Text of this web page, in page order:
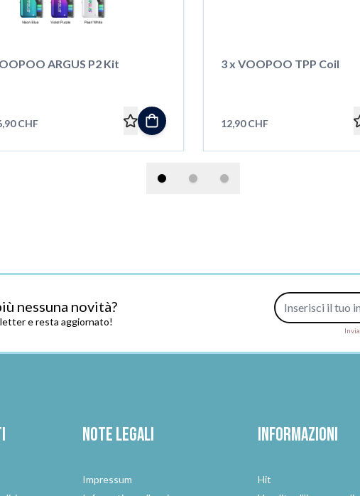
ARGUS P2 Kit
CHF
3 x VOOPOO TPP Coil
12,90 CHF
nessuna novità?
e resta aggiornato!
Indirizzo e-mail
Note legali
Impressum
Informazioni
Hit